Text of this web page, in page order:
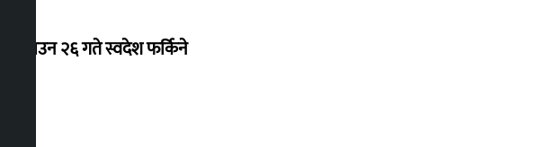
देउवा साउन २६ गते स्वदेश फर्किने